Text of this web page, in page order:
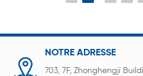
des packs de batteries
batteries au lithium, les
NOTRE ADRESSE
703, 7F, Zhonghengji